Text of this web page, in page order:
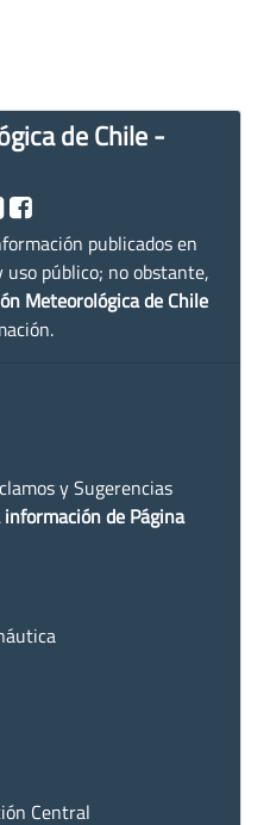
de Chile -
publicados en
uso público; no obstante,
Meteorológica de Chile
y Sugerencias
de Página
Central